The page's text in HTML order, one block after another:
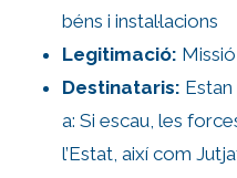
béns i instal·lacions
Legitimació:
Destinataris:
a: Si escau, les
l’Estat, així com